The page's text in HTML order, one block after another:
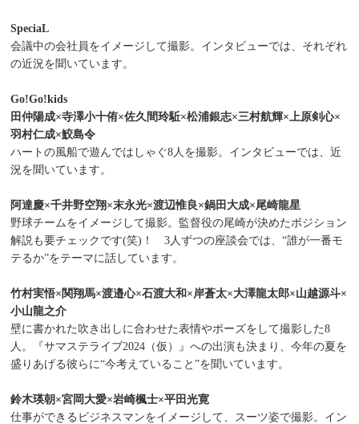
SpeciaL
会議中の会社員をイメージして撮影。インタビューでは、それぞれ
の近況を聞いています。
Go!Go!kids
田仲陽成×寺澤小十侑×佐久間玲駈×松浦銀志×三村航輝×上原剣心×
羽村仁成×鮫島令
ハートの風船で遊んではしゃぐ8人を撮影。インタビューでは、近
況を聞いています。
阿達慶×千井野空翔×末永光×渡辺惟良×鍋田大成×尾崎龍星
野球チームをイメージして撮影。監督役の尾崎が決めたポジション
解説も要チェックです(笑)！ 3人ずつの座談会では、“誰が一番モ
テるか”をテーマに話しています。
竹村実悟×関翔馬×渡邉心×石渡大和×岸蒼太×大澤龍太郎×山越源斗×
小山龍之介
壁に書かれた吹き出しに合わせた表情やポーズをして撮影した8
人。『サマステライブ2024（仮）』への出演も決まり、今年の夏を
盛りあげる彼らに“今考えていること”を聞いています。
鈴木瑛朝×宮岡大愛×岩崎楓士×平田光寛
仕事ができるビジネスマンをイメージして、スーツ姿で撮影。イン